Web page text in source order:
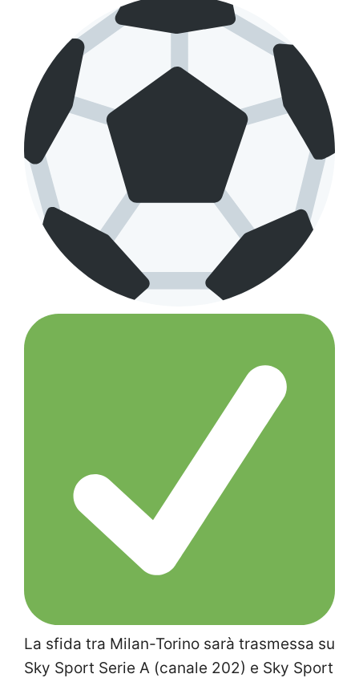
La sfida tra Milan-Torino sarà trasmessa su
Sky Sport Serie A (canale 202) e Sky Sport